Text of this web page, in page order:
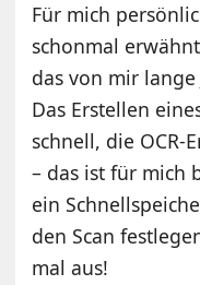
Für mich
schonmal
das von mir lange
Das Erstellen
schnell, die OCR-
– das ist für mich
ein
den Scan
mal aus!